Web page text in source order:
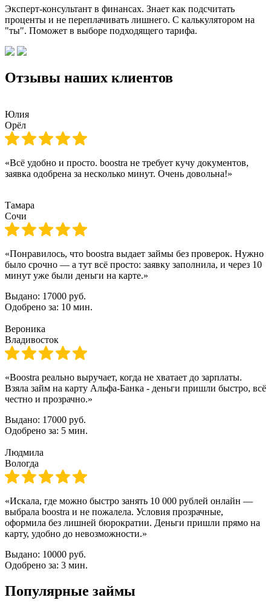
Эксперт-консультант в финансах. Знает как подсчитать
проценты и не переплачивать лишнего. С калькулятором на
"ты". Поможет в выборе подходящего тарифа.
Отзывы наших клиентов
Юлия
Орёл
«Всё удобно и просто. boostra не требует кучу документов,
заявка одобрена за несколько минут. Очень довольна!»
Тамара
Сочи
«Понравилось, что boostra выдает займы без проверок. Нужно
было срочно — а тут всё просто: заявку заполнила, и через 10
минут уже были деньги на карте.»
Выдано: 17000 руб.
Одобрено за: 10 мин.
Вероника
Владивосток
«Boostra реально выручает, когда не хватает до зарплаты.
Взяла займ на карту Альфа-Банка - деньги пришли быстро, всё
честно и прозрачно.»
Выдано: 17000 руб.
Одобрено за: 5 мин.
Людмила
Вологда
«Искала, где можно быстро занять 10 000 рублей онлайн —
выбрала boostra и не пожалела. Условия прозрачные,
оформила без лишней бюрократии. Деньги пришли прямо на
карту, удобно до невозможности.»
Выдано: 10000 руб.
Одобрено за: 3 мин.
Популярные займы